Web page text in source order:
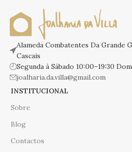
Alameda Combatentes Da Grande
Cascais
Segunda à Sábado 10:00–19:30
joalharia.da.villa@gmail.com
INSTITUCIONAL
Sobre
Blog
Contactos